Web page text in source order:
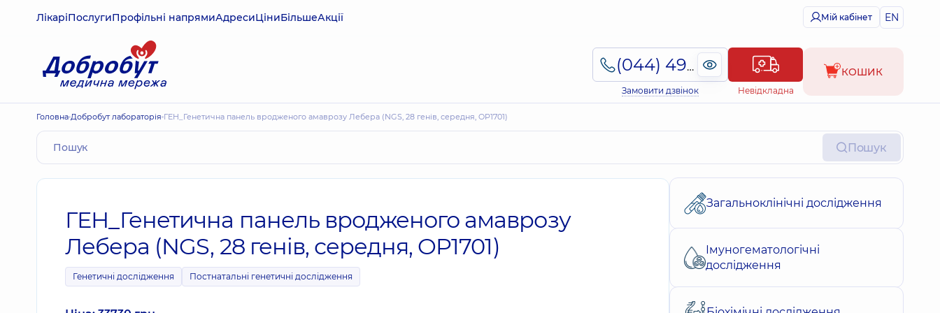
ЛікаріПослугиПрофільні напрямиАдресиЦіниБільшеАкції Мій кабінет EN
(044) 495-2-888
Замовити дзвінок Невідкладна
КОШИК
Головна Добробут лабораторія ГЕН_Генетична панель вродженого амаврозу Лебера (NGS, 28 генів, середня, OP1701)
Пошук
ГЕН_Генетична панель вродженого амаврозу
Лебера (NGS, 28 генів, середня, OP1701)
Генетичні дослідження Постнатальні генетичні дослідження
Загальноклінічні дослідження
Імуногематологічні
дослідження